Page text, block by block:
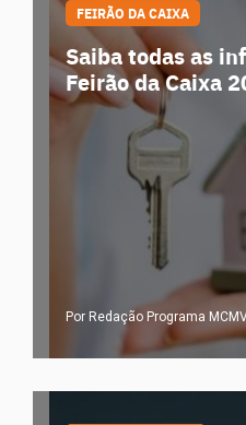
FEIRÃO DA CAIXA
Saiba todas as
Feirão da Caixa
Por Redação Programa